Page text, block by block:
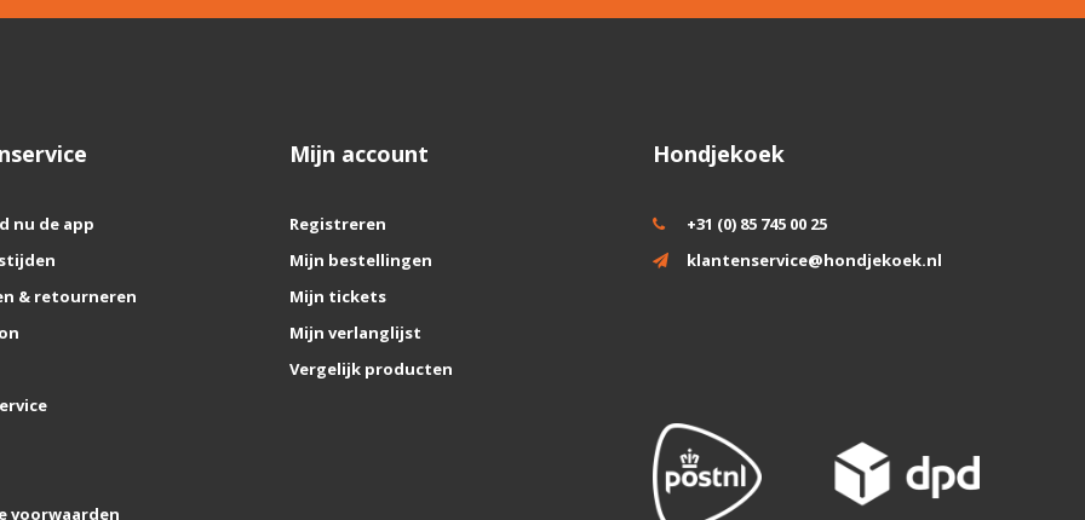
nu de app
& retourneren
voorwaarden
Mijn account
Registreren
Mijn bestellingen
Mijn tickets
Mijn verlanglijst
Vergelijk producten
Hondjekoek
+31 (0) 85 745 00 25
klantenservice@hondjekoek.nl